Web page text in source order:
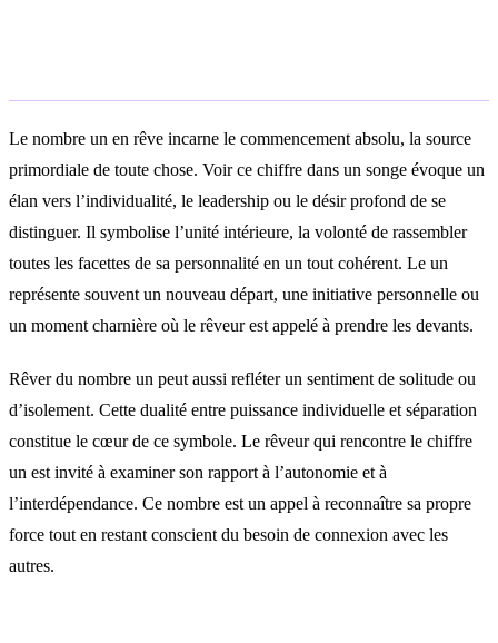
Le nombre un en rêve incarne le commencement absolu, la source
primordiale de toute chose. Voir ce chiffre dans un songe évoque un
élan vers l’individualité, le leadership ou le désir profond de se
distinguer. Il symbolise l’unité intérieure, la volonté de rassembler
toutes les facettes de sa personnalité en un tout cohérent. Le un
représente souvent un nouveau départ, une initiative personnelle ou
un moment charnière où le rêveur est appelé à prendre les devants.
Rêver du nombre un peut aussi refléter un sentiment de solitude ou
d’isolement. Cette dualité entre puissance individuelle et séparation
constitue le cœur de ce symbole. Le rêveur qui rencontre le chiffre
un est invité à examiner son rapport à l’autonomie et à
l’interdépendance. Ce nombre est un appel à reconnaître sa propre
force tout en restant conscient du besoin de connexion avec les
autres.